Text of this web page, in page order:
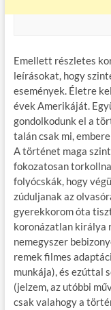
Emellett részletes
leírásokat, hogy
események. Életre
évek Amerikáját.
gondolkodunk el a
talán csak mi,
A történet maga
fokozatosan
folyócskák, hogy
zúduljanak az
gyerekkorom óta
koronázatlan királya
nemegyszer
remek filmes
munkája), és ezúttal
(jelzem, az utóbbi
csak valahogy a